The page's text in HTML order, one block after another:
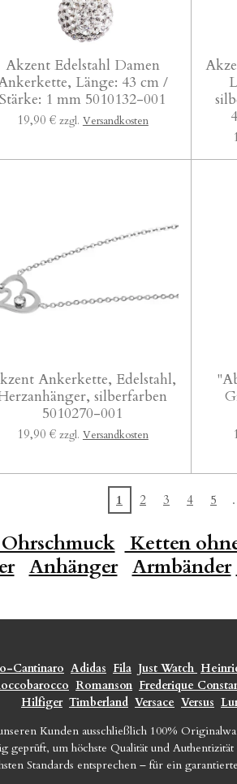
Akzent Edelstahl Damen
Länge: 43 cm /
Stärke: 1 mm 5010132-001
19,90 € zzgl. Versandkosten
Ankerkette, Edelstahl,
silberfarben
5010270-001
19,90 € zzgl. Versandkosten
1 2 3 4 5
Ohrschmuck Ketten
Anhänger Armbänder
Cantinaro Adidas Fila Just Watch
Romanson Frederique
Hilfiger Timberland Versace Versus
Kunden ausschließlich 100%
um höchste Qualität und
Standards entsprechen – für ein